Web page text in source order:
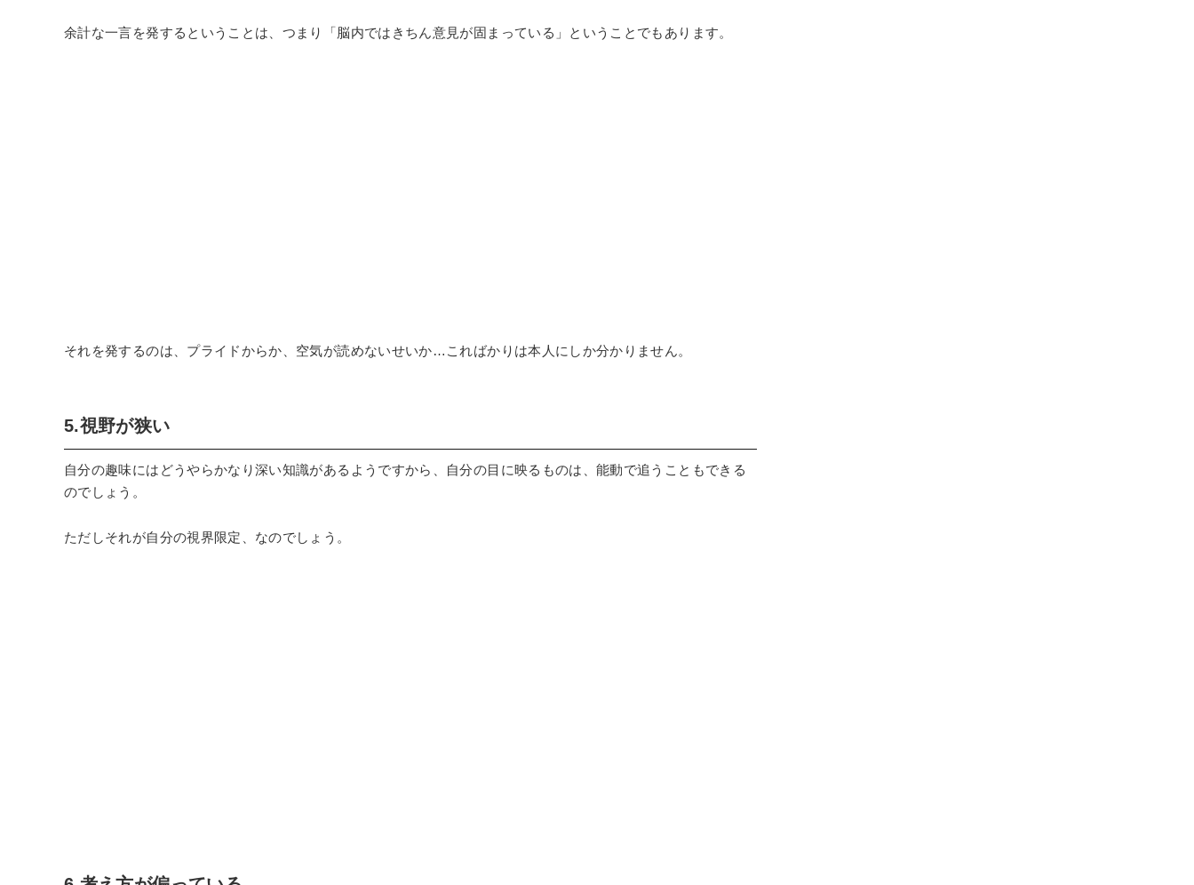
余計な一言を発するということは、つまり「脳内ではきちん意見が固まっている」ということでもあります。
それを発するのは、プライドからか、空気が読めないせいか…こればかりは本人にしか分かりません。
5.視野が狭い
自分の趣味にはどうやらかなり深い知識があるようですから、自分の目に映るものは、能動で追うこともできる
のでしょう。
ただしそれが自分の視界限定、なのでしょう。